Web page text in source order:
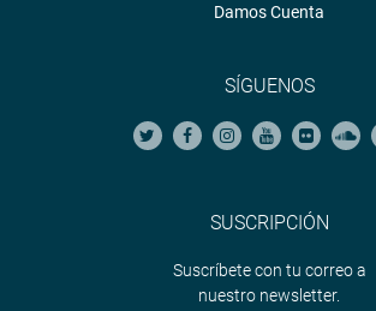
Damos Cuenta
SÍGUENOS
SUSCRIPCIÓN
Suscríbete con tu correo a
nuestro newsletter.